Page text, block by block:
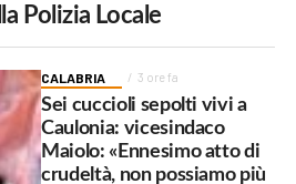
Polizia Locale
CALABRIA 3 ore fa
Sei cuccioli sepolti vivi a
Caulonia: vicesindaco
Maiolo: «Ennesimo atto di
crudeltà, non possiamo più